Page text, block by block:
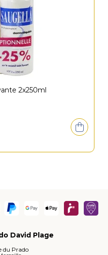
2x250ml
David Plage
du Prado